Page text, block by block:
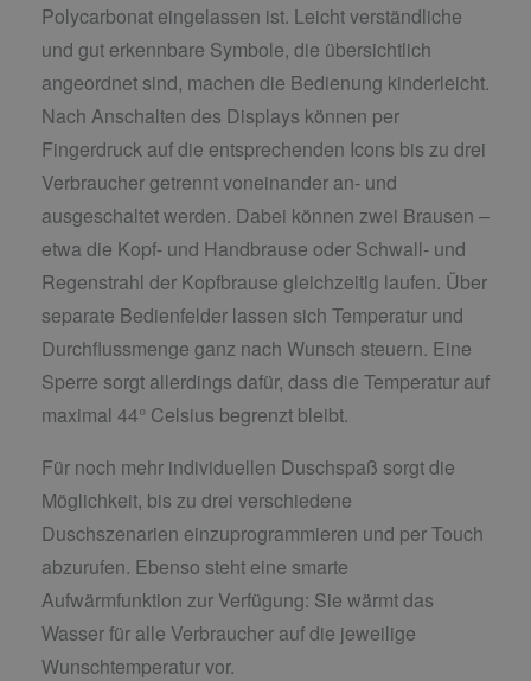
Polycarbonat eingelassen ist. Leicht verständliche
und gut erkennbare Symbole, die übersichtlich
angeordnet sind, machen die Bedienung kinderleicht.
Nach Anschalten des Displays können per
Fingerdruck auf die entsprechenden Icons bis zu drei
Verbraucher getrennt voneinander an- und
ausgeschaltet werden. Dabei können zwei Brausen –
etwa die Kopf- und Handbrause oder Schwall- und
Regenstrahl der Kopfbrause gleichzeitig laufen. Über
separate Bedienfelder lassen sich Temperatur und
Durchflussmenge ganz nach Wunsch steuern. Eine
Sperre sorgt allerdings dafür, dass die Temperatur auf
maximal 44° Celsius begrenzt bleibt.
Für noch mehr individuellen Duschspaß sorgt die
Möglichkeit, bis zu drei verschiedene
Duschszenarien einzuprogrammieren und per Touch
abzurufen. Ebenso steht eine smarte
Aufwärmfunktion zur Verfügung: Sie wärmt das
Wasser für alle Verbraucher auf die jeweilige
Wunschtemperatur vor.